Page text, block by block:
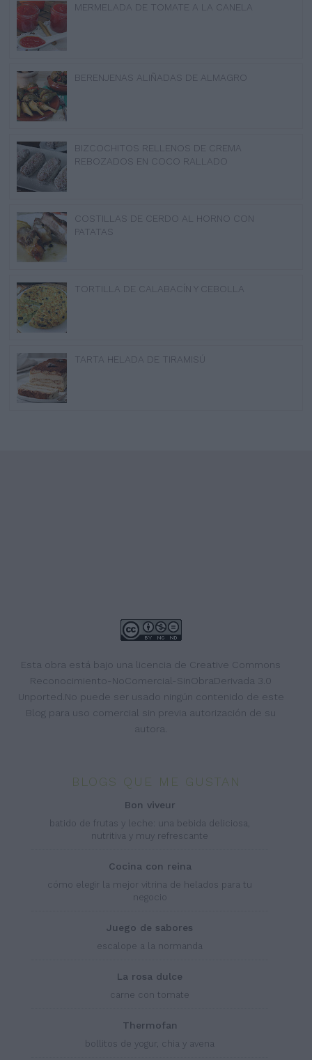
MERMELADA DE TOMATE A LA CANELA
BERENJENAS ALIÑADAS DE ALMAGRO
BIZCOCHITOS RELLENOS DE CREMA
REBOZADOS EN COCO RALLADO
COSTILLAS DE CERDO AL HORNO CON
PATATAS
TORTILLA DE CALABACÍN Y CEBOLLA
TARTA HELADA DE TIRAMISÚ
Esta obra está bajo una licencia de Creative Commons
Reconocimiento-NoComercial-SinObraDerivada 3.0
Unported .No puede ser usado ningún contenido de este
Blog para uso comercial sin previa autorización de su
autora.
BLOGS QUE ME GUSTAN
bon viveur
batido de frutas y leche: una bebida deliciosa,
nutritiva y muy refrescante
cocina con reina
cómo elegir la mejor vitrina de helados para tu
negocio
juego de sabores
escalope a la normanda
la rosa dulce
carne con tomate
thermofan
bollitos de yogur, chia y avena